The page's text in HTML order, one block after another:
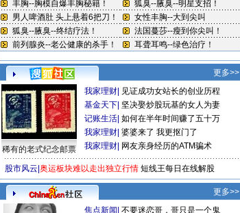
更多>>
稀有的老式纪念邮票
我家理财 见证成功女站长的创业历程
基金天下 坚决娶炒股玩基的女人为妻
记账生活 如何在半年时间赚了五十万
我家理财 婆婆来了 我更抠门了
我家理财 网友亲身经历的ATM骗术
股市风云 奥运板块难以走出独立行情 短线王每日在线解股
更多>>
焦点新闻 不要迷恋哥，哥只是一个鬼